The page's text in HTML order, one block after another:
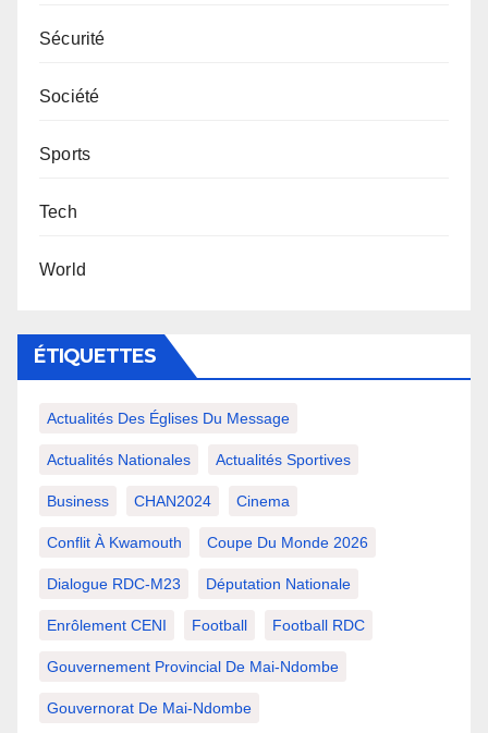
Sécurité
Société
Sports
Tech
World
ÉTIQUETTES
Actualités Des Églises Du Message
Actualités Nationales Actualités Sportives
Business CHAN2024 Cinema
Conflit À Kwamouth Coupe Du Monde 2026
Dialogue RDC-M23 Députation Nationale
Enrôlement CENI Football Football RDC
Gouvernement Provincial De Mai-Ndombe
Gouvernorat De Mai-Ndombe